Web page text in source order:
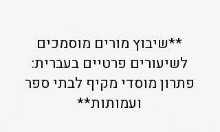
**שיבוץ מורים מוסמכים
לשיעורים פרטיים בעברית:
פתרון מוסדי מקיף לבתי ספר
ועמותות**